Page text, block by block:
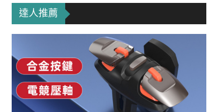
達人推薦